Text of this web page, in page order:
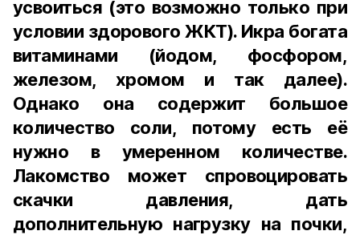
усвоиться (это возможно только при
условии здорового ЖКТ). Икра богата
витаминами (йодом, фосфором,
железом, хромом и так далее).
Однако она содержит большое
количество соли, потому есть её
нужно в умеренном количестве.
Лакомство может спровоцировать
скачки давления, дать
дополнительную нагрузку на почки,